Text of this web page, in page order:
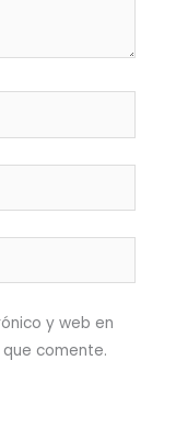
y web en
comente.